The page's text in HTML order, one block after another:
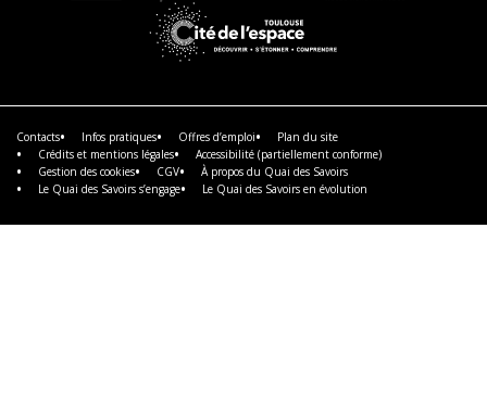
En
savoir
plus
Contacts Infos pratiques Offres d’emploi
Plan du site
Crédits et mentions légales
Accessibilité (partiellement conforme)
Gestion des cookies
CGV
À propos du Quai des Savoirs
Le Quai des Savoirs s’engage
Le Quai des Savoirs en évolution